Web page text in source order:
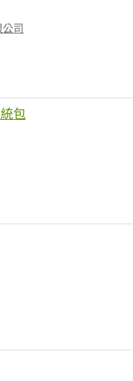
司
包